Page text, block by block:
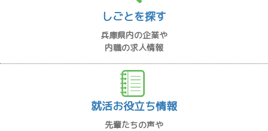
しごとを探す
兵庫県内の企業や
内職の求人情報
就活お役立ち情報
先輩たちの声や